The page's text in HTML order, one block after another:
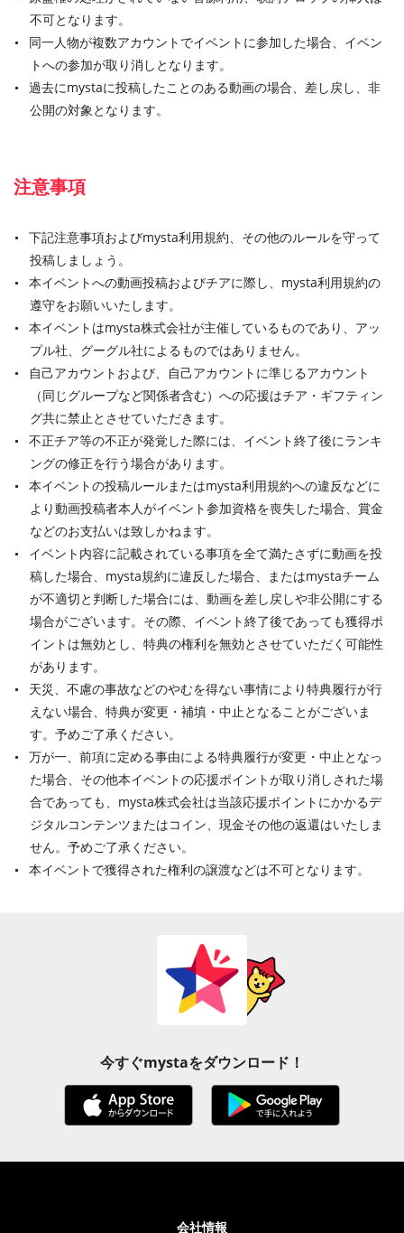
不可となります。
同一人物が複数アカウントでイベントに参加した場合、イベン
トへの参加が取り消しとなります。
過去にmystaに投稿したことのある動画の場合、差し戻し、非
公開の対象となります。
注意事項
下記注意事項およびmysta利用規約、その他のルールを守って
投稿しましょう。
本イベントへの動画投稿およびチアに際し、mysta利用規約の
遵守をお願いいたします。
本イベントはmysta株式会社が主催しているものであり、アッ
プル社、グーグル社によるものではありません。
自己アカウントおよび、自己アカウントに準じるアカウント
（同じグループなど関係者含む）への応援はチア・ギフティン
グ共に禁止とさせていただきます。
不正チア等の不正が発覚した際には、イベント終了後にランキ
ングの修正を行う場合があります。
本イベントの投稿ルールまたはmysta利用規約への違反などに
より動画投稿者本人がイベント参加資格を喪失した場合、賞金
などのお支払いは致しかねます。
イベント内容に記載されている事項を全て満たさずに動画を投
稿した場合、mysta規約に違反した場合、またはmystaチーム
が不適切と判断した場合には、動画を差し戻しや非公開にする
場合がございます。その際、イベント終了後であっても獲得ポ
イントは無効とし、特典の権利を無効とさせていただく可能性
があります。
天災、不慮の事故などのやむを得ない事情により特典履行が行
えない場合、特典が変更・補填・中止となることがございま
す。予めご了承ください。
万が一、前項に定める事由による特典履行が変更・中止となっ
た場合、その他本イベントの応援ポイントが取り消しされた場
合であっても、mysta株式会社は当該応援ポイントにかかるデ
ジタルコンテンツまたはコイン、現金その他の返還はいたしま
せん。予めご了承ください。
本イベントで獲得された権利の譲渡などは不可となります。
今すぐmystaをダウンロード！
会社情報